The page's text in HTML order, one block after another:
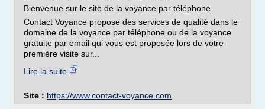
Bienvenue sur le site de la voyance par téléphone
Contact Voyance propose des services de qualité dans le
domaine de la voyance par téléphone ou de la voyance
gratuite par email qui vous est proposée lors de votre
première visite sur...
Lire la suite
Site : https://www.contact-voyance.com